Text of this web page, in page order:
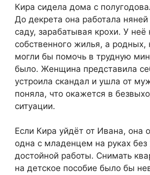
Кира сидела дома с
До декрета она работала
саду, зарабатывая крохи. У
собственного жилья, а родных,
могли бы помочь в трудную
было. Женщина представила
устроила скандал и ушла от
поняла, что окажется в
ситуации.
Если Кира уйдёт от Ивана, она
одна с младенцем на руках без
достойной работы. Снимать
на детское пособие было бы